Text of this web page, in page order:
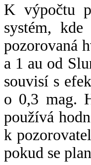
K výpočtu
systém, kde
pozorovaná
a 1 au od
souvisí s
o 0,3 mag.
používá
k
pokud se